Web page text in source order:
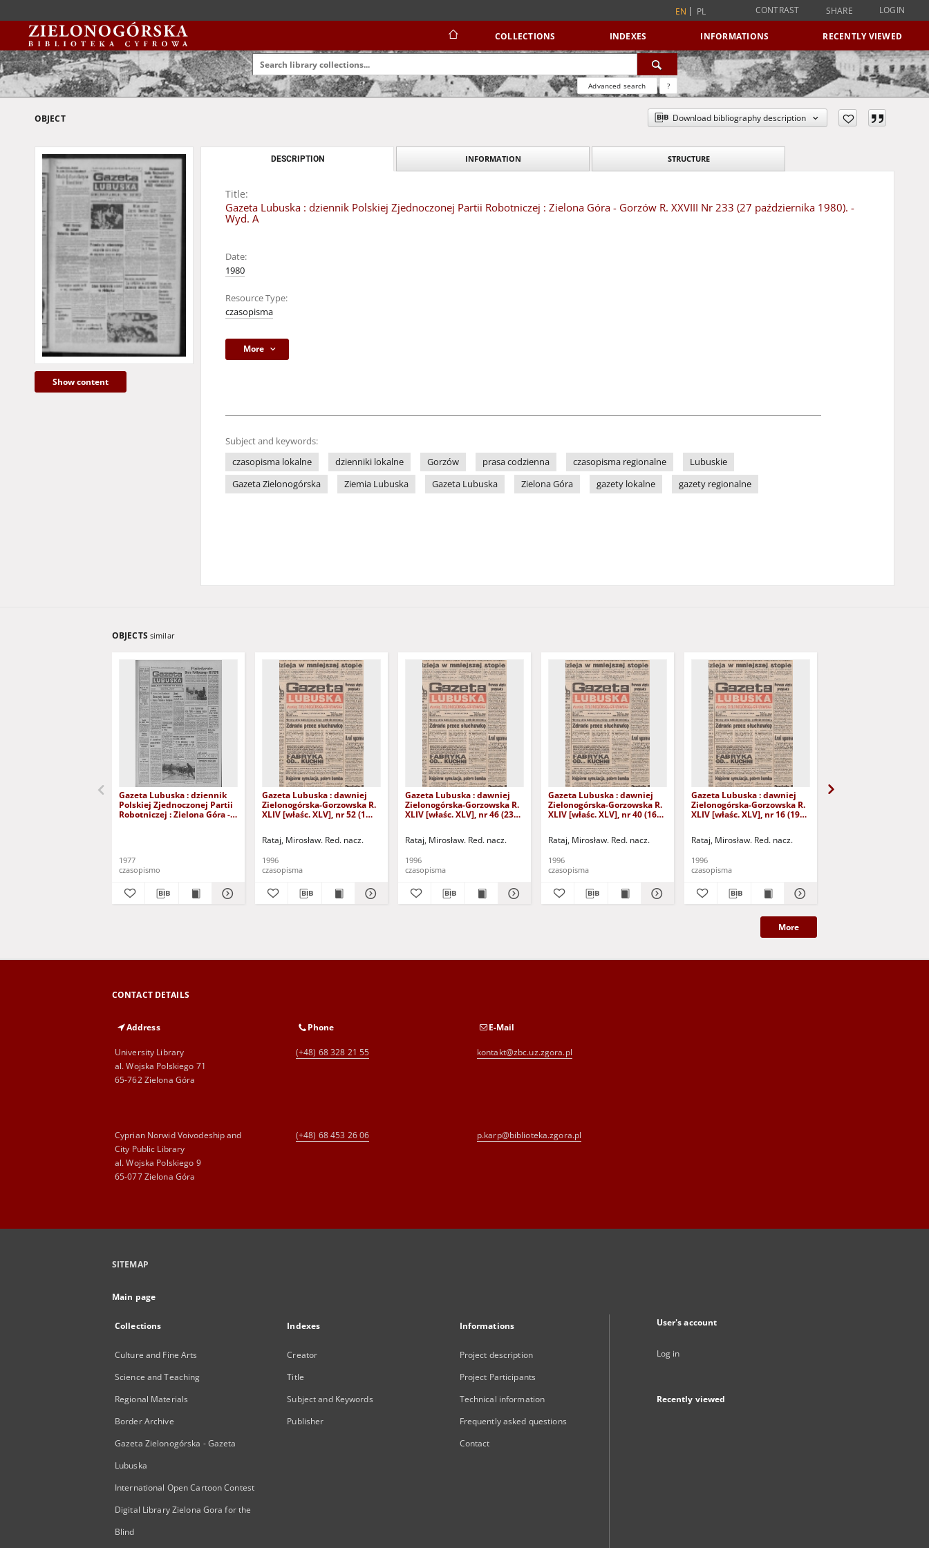
EN PL CONTRAST SHARE LOGIN
COLLECTIONS INDEXES INFORMATIONS RECENTLY VIEWED
Advanced search ?
OBJECT Download bibliography description
Show content
DESCRIPTION INFORMATION STRUCTURE
Title:
Gazeta Lubuska : dziennik Polskiej Zjednoczonej Partii Robotniczej : Zielona Góra - Gorzów R. XXVIII Nr 233 (27 października 1980). -
Wyd. A
Date:
1980
Resource Type:
czasopisma
More
Subject and keywords:
czasopisma lokalne
dzienniki lokalne Gorzów prasa codzienna czasopisma regionalne
Lubuskie
Gazeta Zielonogórska
Ziemia Lubuska Gazeta Lubuska Zielona Góra gazety lokalne gazety regionalne
OBJECTS similar
Gazeta Lubuska : dziennik
Polskiej Zjednoczonej Partii
Robotniczej : Zielona Góra -
1977
czasopismo
Gazeta Lubuska : dawniej
Zielonogórska-Gorzowska R.
XLIV [właśc. XLV], nr 52 (1
Rataj, Mirosław. Red. nacz.
1996
czasopisma
Gazeta Lubuska : dawniej
Zielonogórska-Gorzowska R.
XLIV [właśc. XLV], nr 46 (23
Rataj, Mirosław. Red. nacz.
1996
czasopisma
Gazeta Lubuska : dawniej
Zielonogórska-Gorzowska R.
XLIV [właśc. XLV], nr 40 (16
Rataj, Mirosław. Red. nacz.
1996
czasopisma
Gazeta Lubuska : dawniej
Zielonogórska-Gorzowska R.
XLIV [właśc. XLV], nr 16 (19
Rataj, Mirosław. Red. nacz.
1996
czasopisma
More
CONTACT DETAILS
Address
University Library
al. Wojska Polskiego 71
65-762 Zielona Góra
Phone
(+48) 68 328 21 55
E-Mail
kontakt@zbc.uz.zgora.pl
Cyprian Norwid Voivodeship and
City Public Library
al. Wojska Polskiego 9
65-077 Zielona Góra
(+48) 68 453 26 06 p.karp@biblioteka.zgora.pl
SITEMAP
Main page
Collections
Culture and Fine Arts
Science and Teaching
Regional Materials
Border Archive
Gazeta Zielonogórska - Gazeta
Lubuska
International Open Cartoon Contest
Digital Library Zielona Gora for the
Blind
Indexes
Creator
Title
Subject and Keywords
Publisher
Informations
Project description
Project Participants
Technical information
Frequently asked questions
Contact
User's account
Log in
Recently viewed